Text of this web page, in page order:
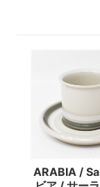
ARABIA /